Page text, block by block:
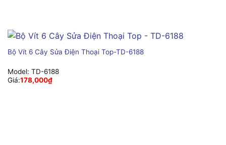
Bộ Vít 6 Cây Sửa Điện Thoại Top-TD-6188
Model: TD-6188
Giá:178,000₫